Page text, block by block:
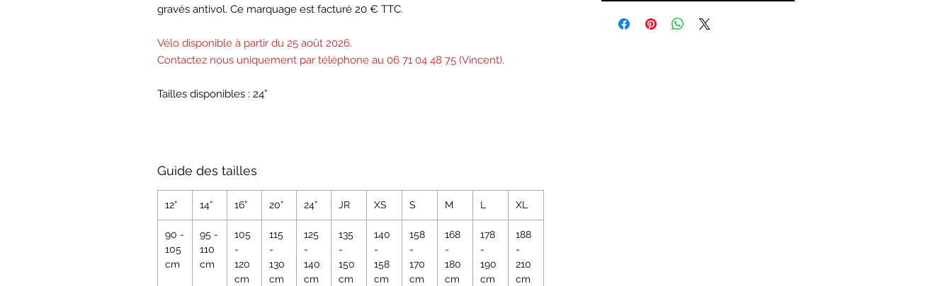
gravés antivol. Ce marquage est facturé 20 € TTC.
Vélo disponible à partir du 25 août 2026.
Contactez nous uniquement par téléphone au 06 71 04 48 75 (Vincent).
Tailles disponibles : 24”
Guide des tailles
12” 14” 16” 20” 24” JR XS S M L XL
90 -
105
cm
95 -
110
cm
105
-
120
cm
115
-
130
cm
125
-
140
cm
135
-
150
cm
140
-
158
cm
158
-
170
cm
168
-
180
cm
178
-
190
cm
188
-
210
cm